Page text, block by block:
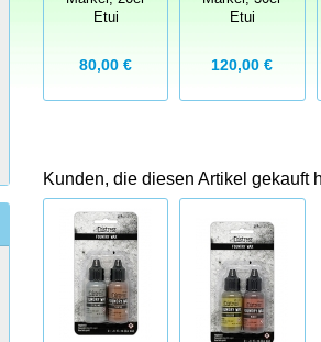
Etui
80,00 €
Etui
120,00 €
Kunden, die diesen Artikel gekauft